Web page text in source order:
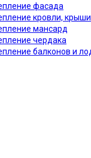
фасада
кровли, крыши
мансард
чердака
балконов и